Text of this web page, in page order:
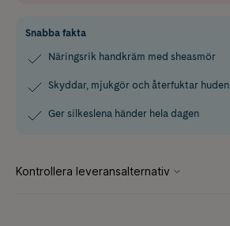
Snabba fakta
Näringsrik handkräm med sheasmör
Skyddar, mjukgör och återfuktar huden
Ger silkeslena händer hela dagen